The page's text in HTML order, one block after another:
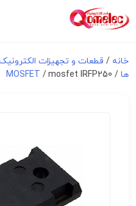
خانه / قطعات و تجهیزات
ها /
MOSFET / mosfet IRFP250